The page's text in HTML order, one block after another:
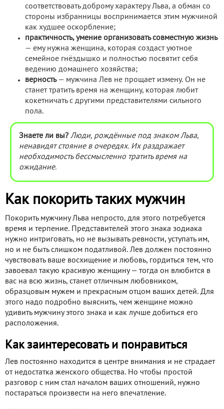
соответствовать доброму характеру Льва, а обман со
стороны избранницы воспринимается этим мужчиной
как худшее оскорбление;
практичность, умение организовать совместную жизнь
— ему нужна женщина, которая создаст уютное
семейное гнёздышко и полностью посвятит себя
ведению домашнего хозяйства;
верность— мужчина Лев не прощает измену. Он не
станет тратить время на женщину, которая любит
кокетничать с другими представителями сильного
пола.
Знаете ли вы? Люди, рождённые под знаком Льва,
ненавидят стояние в очередях. Их раздражает
необходимость бессмысленно тратить время на
ожидание.
Как покорить таких мужчин
Покорить мужчину Льва непросто, для этого потребуется
время и терпение. Представителей этого знака зодиака
нужно интриговать, но не вызывать ревности, уступать им,
но и не быть слишком податливой. Лев должен постоянно
чувствовать ваше восхищение и любовь, гордиться тем, что
завоевал такую красивую женщину — тогда он влюбится в
вас на всю жизнь, станет отличным любовником,
образцовым мужем и прекрасным отцом ваших детей. Для
этого надо подробно выяснить, чем женщине можно
удивить мужчину этого знака и как лучше добиться его
расположения.
Как заинтересовать и понравиться
Лев постоянно находится в центре внимания и не страдает
от недостатка женского общества. Но чтобы простой
разговор с ним стал началом ваших отношений, нужно
постараться произвести на него впечатление.